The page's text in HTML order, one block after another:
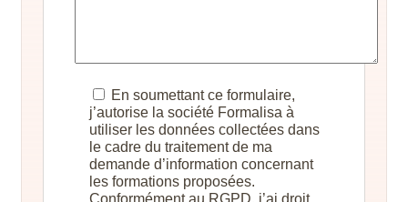
En soumettant ce formulaire,
j’autorise la société Formalisa à
utiliser les données collectées dans
le cadre du traitement de ma
demande d’information concernant
les formations proposées.
Conformément au RGPD, j’ai droit